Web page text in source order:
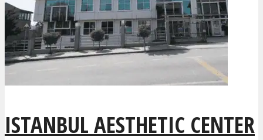
ISTANBUL AESTHETIC CENTER